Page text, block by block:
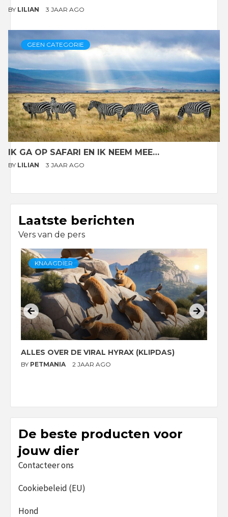
BY LILIAN 3 JAAR AGO
GEEN CATEGORIE
IK GA OP SAFARI EN IK NEEM MEE…
BY LILIAN 3 JAAR AGO
Laatste berichten
Vers van de pers
KNAAGDIER
ALLES OVER DE VIRAL HYRAX (KLIPDAS)
BY PETMANIA 2 JAAR AGO
De beste producten voor
jouw dier
Contacteer ons
Cookiebeleid (EU)
Hond